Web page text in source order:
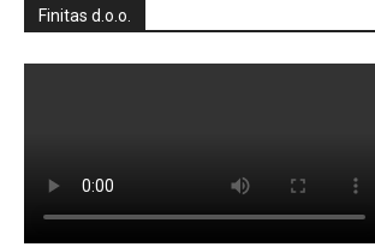
Finitas d.o.o.